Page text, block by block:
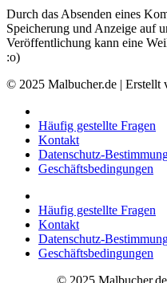
Durch das Absenden eines
Speicherung und Anzeige auf
Veröffentlichung kann eine
:o)
© 2025 Malbucher.de | Erstellt
Häufig gestellte Fragen
Kontakt
Datenschutz-
Geschäftsbedingungen
Häufig gestellte Fragen
Kontakt
Datenschutz-
Geschäftsbedingungen